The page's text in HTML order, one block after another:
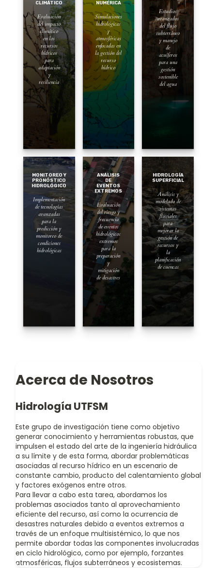
CLIMÁTICO
Evaluación
del impacto
climático
en los
recursos
hídricos
para
adaptación
y
resiliencia
NUMÉRICA
Simulaciones
hidrológicas
y
atmosféricas
enfocadas en
la gestión del
recurso
hídrico
Estudios
avanzados
del flujo
subterráneo
y manejo
de
acuíferos
para una
gestión
sostenible
del agua
MONITOREO Y
PRONÓSTICO
HIDROLÓGICO
Implementación
de tecnologías
avanzadas
para la
predicción y
monitoreo de
condiciones
hidrológicas
ANÁLISIS
DE
EVENTOS
EXTREMOS
Evaluación
del riesgo y
frecuencia
de eventos
hidrológicos
extremos
para la
preparación
y
mitigación
de desastres
HIDROLOGÍA
SUPERFICIAL
Análisis y
modelado de
sistemas
fluviales
para
mejorar la
gestión de
recursos y
la
planificación
de cuencas
Acerca de Nosotros
Hidrología UTFSM
Este grupo de investigación tiene como objetivo
generar conocimiento y herramientas robustas, que
impulsen el estado del arte de la ingeniería hidráulica
a su límite y de esta forma, abordar problemáticas
asociadas al recurso hídrico en un escenario de
constante cambio, producto del calentamiento global
y factores exógenos entre otros.
Para llevar a cabo esta tarea, abordamos los
problemas asociados tanto al aprovechamiento
eficiente del recurso, así como la ocurrencia de
desastres naturales debido a eventos extremos a
través de un enfoque multisistémico, lo que nos
permite abordar todas las componentes involucradas
en ciclo hidrológico, como por ejemplo, forzantes
atmosféricas, flujos subterráneos y ecosistemas.